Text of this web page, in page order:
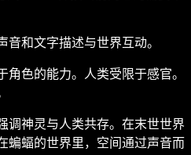
音和文字描述与世界互动。
色的能力。人类受限于感官。
调神灵与人类共存。在末世世界
蝙蝠的世界里，空间通过声音而